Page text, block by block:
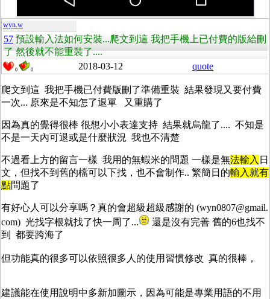
wyn.w
57 預設輸入法如何安裝...爬文到這 我把手機上已付費的版給刪
了 然後就不能重裝了....
0 0 2018-03-12 quote
爬文到這 我把手機已付費版刪了準備重裝 結果發現又要付費
一次... 原來是不知怎了退單 又重購了
因為真的覺得很棒 很想小小表達支持 結果就烏龍了.... 不知是
不是一天內可退或是什麼狀況 我也不清楚
不過看上方的留言一樣 我用的無蝦米的問題 一樣是無法輸入 日
文，但找不到舊的檔可以下找，也不會制作.. 繁簡日的輸入就有
點問題了
有好心人可以分享嗎？真的會超級超級感謝的 (wyn0807@gmail.
com) 光找字根就找了快一周了...
還是沒有完善 舊的6也找不
到 都要跨海了
但功能真的很多可以依照很多人的使用習慣修改 真的很棒，
建議能在使用說明中多新加圖示，因為可能是專業用語的不用